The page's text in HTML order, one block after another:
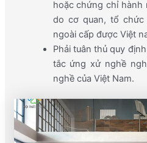
hoặc chứng chỉ hành
do cơ quan, tổ
ngoài cấp được Việt
Phải tuân thủ quy
tắc ứng xử nghề
nghề của Việt Nam.